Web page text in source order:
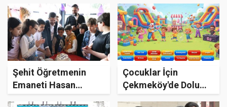
Şehit Öğretmenin
Emaneti Hasan
Çocuklar İçin
Çekmeköy'de Dolu